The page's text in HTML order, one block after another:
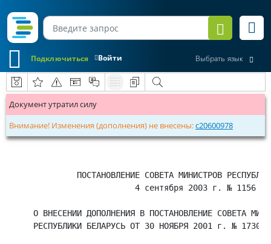
Войти
Подключиться Выбрать язык
Документ утратил силу
Внимание! Изменения (дополнения) не внесены:c20600978
ПОСТАНОВЛЕНИЕ СОВЕТА МИНИСТРОВ
                     4 сентября 2003 г. № 1156
О ВНЕСЕНИИ ДОПОЛНЕНИЯ В ПОСТАНОВЛЕНИЕ СОВЕТА
РЕСПУБЛИКИ БЕЛАРУСЬ ОТ 30 НОЯБРЯ 2001 г. № 1730